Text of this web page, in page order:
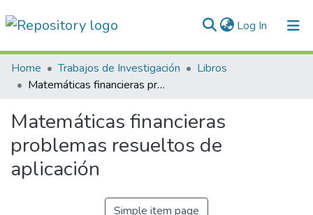
Log In (current)
Communities & Collections
All of DSpace
Statistics
Normativas
Home Trabajos de Investigación
Libros
Matemáticas financieras problemas resueltos de aplicación
Matemáticas financieras
problemas resueltos de
aplicación
Simple item page